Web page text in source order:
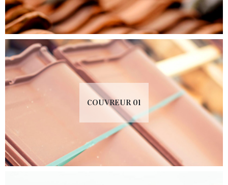
COUVREUR 01